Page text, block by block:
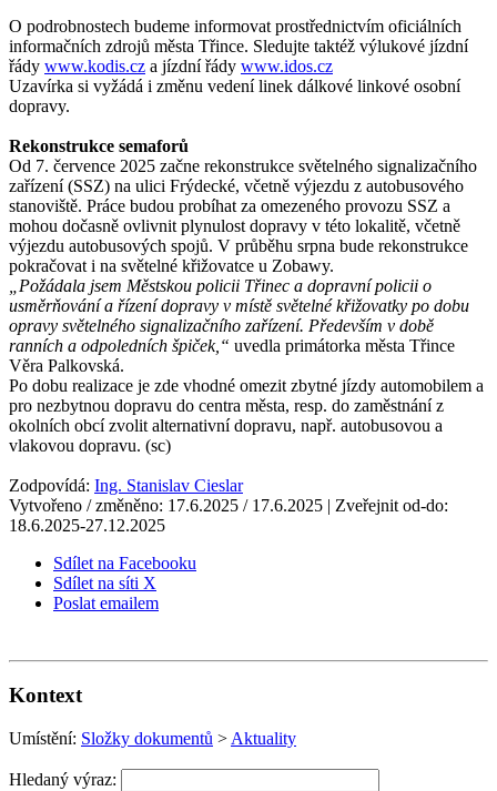
O podrobnostech budeme informovat prostřednictvím oficiálních
informačních zdrojů města Třince. Sledujte taktéž výlukové jízdní
řády www.kodis.cz a jízdní řády www.idos.cz
Uzavírka si vyžádá i změnu vedení linek dálkové linkové osobní
dopravy.
Rekonstrukce semaforů
Od 7. července 2025 začne rekonstrukce světelného signalizačního
zařízení (SSZ) na ulici Frýdecké, včetně výjezdu z autobusového
stanoviště. Práce budou probíhat za omezeného provozu SSZ a
mohou dočasně ovlivnit plynulost dopravy v této lokalitě, včetně
výjezdu autobusových spojů. V průběhu srpna bude rekonstrukce
pokračovat i na světelné křižovatce u Zobawy.
„Požádala jsem Městskou policii Třinec a dopravní policii o
usměrňování a řízení dopravy v místě světelné křižovatky po dobu
opravy světelného signalizačního zařízení. Především v době
ranních a odpoledních špiček,“ uvedla primátorka města Třince
Věra Palkovská.
Po dobu realizace je zde vhodné omezit zbytné jízdy automobilem a
pro nezbytnou dopravu do centra města, resp. do zaměstnání z
okolních obcí zvolit alternativní dopravu, např. autobusovou a
vlakovou dopravu. (sc)
Zodpovídá: Ing. Stanislav Cieslar
Vytvořeno / změněno: 17.6.2025 / 17.6.2025 | Zveřejnit od-do:
18.6.2025-27.12.2025
Sdílet na Facebooku
Sdílet na síti X
Poslat emailem
Kontext
Umístění: Složky dokumentů > Aktuality
Hledaný výraz: